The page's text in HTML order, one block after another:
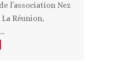
l’association Nez
Réunion,